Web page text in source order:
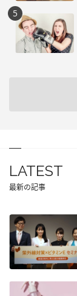
LATEST
最新の記事